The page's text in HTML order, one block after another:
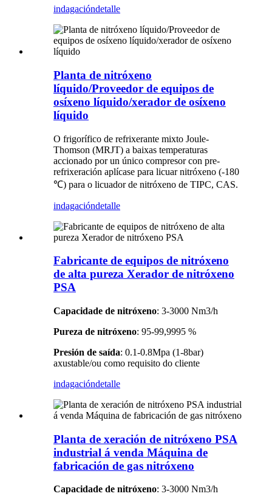
indagacióndetalle
Planta de nitróxeno
líquido/Proveedor de equipos de
osíxeno líquido/xerador de osíxeno
líquido
O frigorífico de refrixerante mixto Joule-
Thomson (MRJT) a baixas temperaturas
accionado por un único compresor con pre-
refrixeración aplícase para licuar nitróxeno (-180
℃) para o licuador de nitróxeno de TIPC, CAS.
indagacióndetalle
Fabricante de equipos de nitróxeno
de alta pureza Xerador de nitróxeno
PSA
Capacidade de nitróxeno: 3-3000 Nm3/h
Pureza de nitróxeno: 95-99,9995 %
Presión de saída: 0.1-0.8Mpa (1-8bar)
axustable/ou como requisito do cliente
indagacióndetalle
Planta de xeración de nitróxeno PSA
industrial á venda Máquina de
fabricación de gas nitróxeno
Capacidade de nitróxeno: 3-3000 Nm3/h